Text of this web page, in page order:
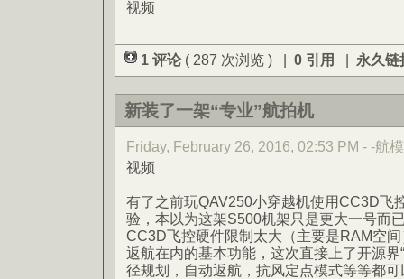
视频
1 评论 ( 287 次浏览 ) | 0 引用 | 永久链
新装了一架“专业”航拍机
Friday, February 26, 2016, 02:53 PM - -航模
视频
有了之前玩QAV250小穿越机使用CC3D飞
验，本以为这架S500机架只是更大一号而
CC3D飞控硬件限制太大（主要是RAM空
返航在内的基本功能，这次直接上了开源界
径规划，自动返航，抗风定点模式等等都